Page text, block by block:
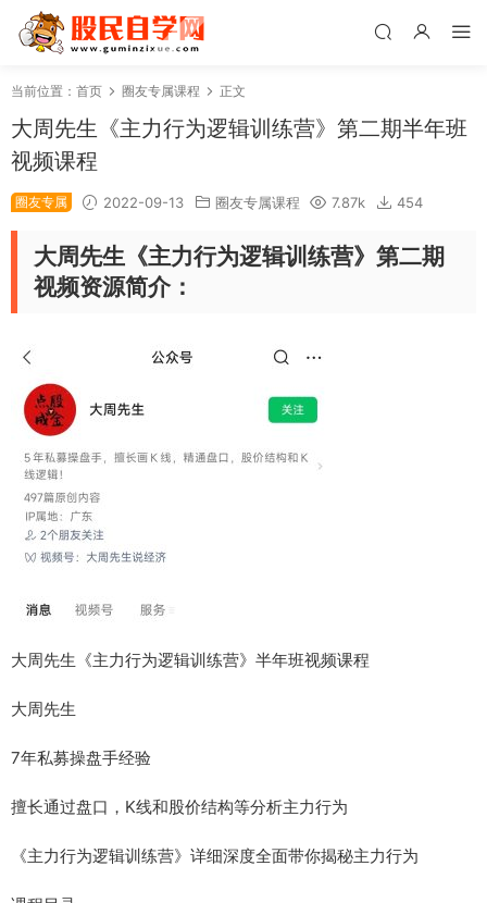
当前位置： 首页 圈友专属课程 正文
大周先生《主力行为逻辑训练营》第二期半年班
视频课程
圈友专属 2022-09-13 圈友专属课程 7.87k 454
大周先生《主力行为逻辑训练营》第二期
视频资源简介：
大周先生《主力行为逻辑训练营》半年班视频课程
大周先生
7年私募操盘手经验
擅长通过盘口，K线和股价结构等分析主力行为
《主力行为逻辑训练营》详细深度全面带你揭秘主力行为